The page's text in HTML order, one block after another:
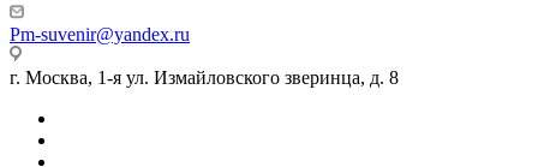
Pm-suvenir@yandex.ru
г. Москва, 1-я ул. Измайловского зверинца, д. 8